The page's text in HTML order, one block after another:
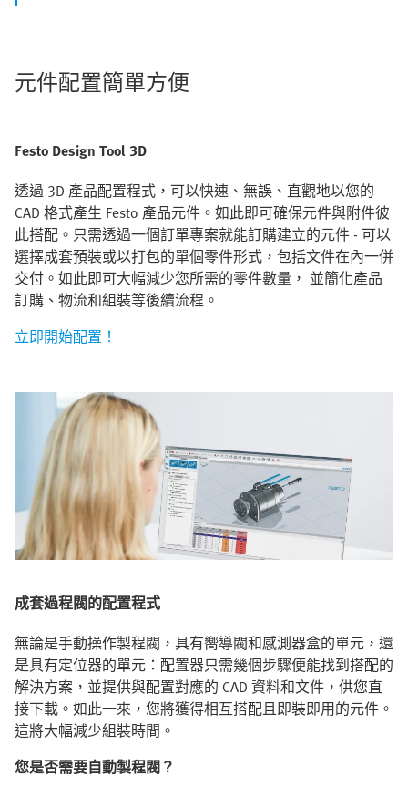
元件配置簡單方便
Festo Design Tool 3D
透過 3D 產品配置程式，可以快速、無誤、直觀地以您的
CAD 格式產生 Festo 產品元件。如此即可確保元件與附件彼
此搭配。只需透過一個訂單專案就能訂購建立的元件 - 可以
選擇成套預裝或以打包的單個零件形式，包括文件在內一併
交付。如此即可大幅減少您所需的零件數量， 並簡化產品
訂購、物流和組裝等後續流程。
立即開始配置！
成套過程閥的配置程式
無論是手動操作製程閥，具有嚮導閥和感測器盒的單元，還
是具有定位器的單元：配置器只需幾個步驟便能找到搭配的
解決方案，並提供與配置對應的 CAD 資料和文件，供您直
接下載。如此一來，您將獲得相互搭配且即裝即用的元件。
這將大幅減少組裝時間。
您是否需要自動製程閥？